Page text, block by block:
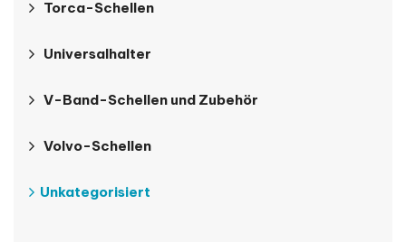
Torca-Schellen
Universalhalter
V-Band-Schellen und Zubehör
Volvo-Schellen
Unkategorisiert